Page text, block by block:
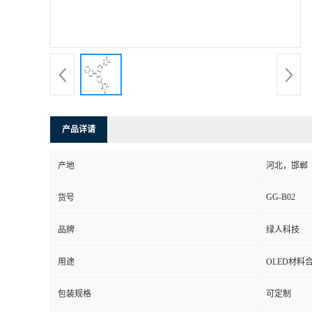
产品详请
产地 河北，邯郸
货号 GG-B02
品牌 绿人科技
用途 OLED材料
包装规格 可定制